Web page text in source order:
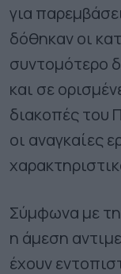
για
δόθηκαν οι
συντομότερο
και σε
διακοπές του
οι αναγκαίες
Σύμφωνα με τη
η άμεση
έχουν